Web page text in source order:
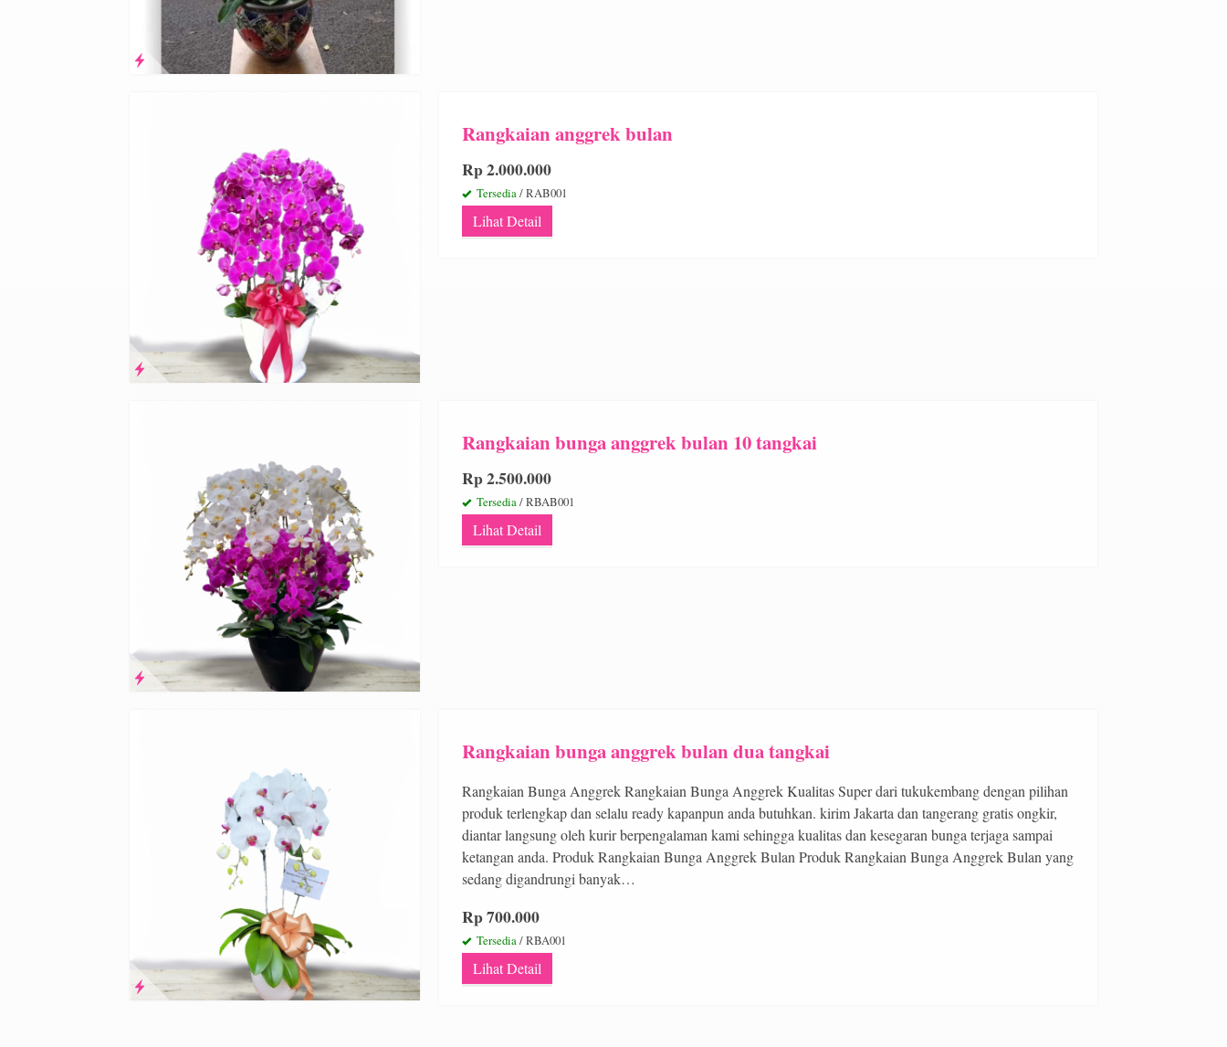
Rangkaian anggrek bulan
Rp 2.000.000
Tersedia/ RAB001
Lihat Detail
Rangkaian bunga anggrek bulan 10 tangkai
Rp 2.500.000
Tersedia/ RBAB001
Lihat Detail
Rangkaian bunga anggrek bulan dua tangkai
Rangkaian Bunga Anggrek Rangkaian Bunga Anggrek Kualitas Super dari tukukembang dengan pilihan
produk terlengkap dan selalu ready kapanpun anda butuhkan. kirim Jakarta dan tangerang gratis ongkir,
diantar langsung oleh kurir berpengalaman kami sehingga kualitas dan kesegaran bunga terjaga sampai
ketangan anda. Produk Rangkaian Bunga Anggrek Bulan Produk Rangkaian Bunga Anggrek Bulan yang
sedang digandrungi banyak…
Rp 700.000
Tersedia/ RBA001
Lihat Detail